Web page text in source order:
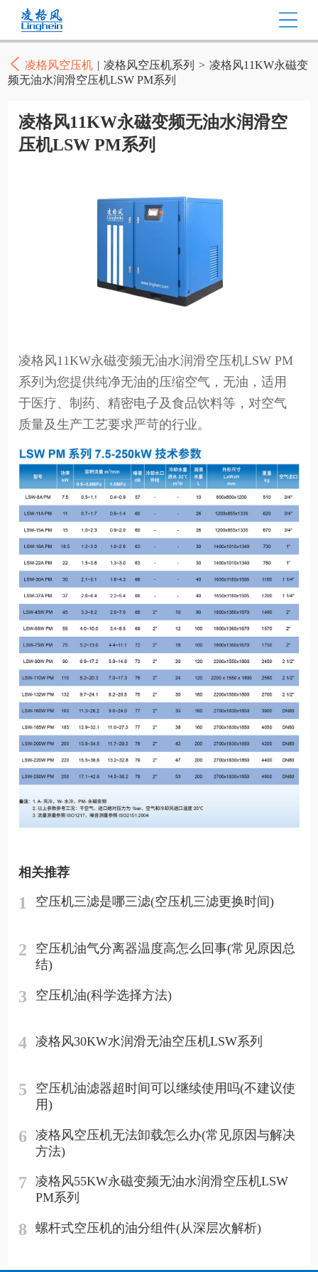
凌格风空压机 | 凌格风空压机系列 > 凌格风11KW永磁变
频无油水润滑空压机LSW PM系列
凌格风11KW永磁变频无油水润滑空
压机LSW PM系列
凌格风11KW永磁变频无油水润滑空压机LSW PM
系列为您提供纯净无油的压缩空气，无油，适用
于医疗、制药、精密电子及食品饮料等，对空气
质量及生产工艺要求严苛的行业。
相关推荐
1 空压机三滤是哪三滤(空压机三滤更换时间)
2
空压机油气分离器温度高怎么回事(常见原因总
结)
3 空压机油(科学选择方法)
4 凌格风30KW水润滑无油空压机LSW系列
5
空压机油滤器超时间可以继续使用吗(不建议使
用)
6
凌格风空压机无法卸载怎么办(常见原因与解决
方法)
7
凌格风55KW永磁变频无油水润滑空压机LSW
PM系列
8 螺杆式空压机的油分组件(从深层次解析)